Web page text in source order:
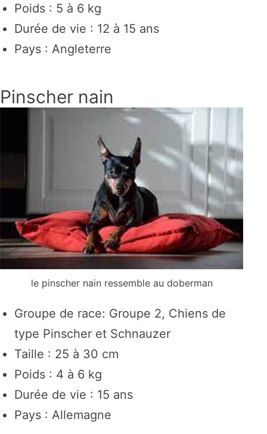
Poids : 5 à 6 kg
Durée de vie : 12 à 15 ans
Pays : Angleterre
Pinscher nain
le pinscher nain ressemble au doberman
Groupe de race: Groupe 2, Chiens de
type Pinscher et Schnauzer
Taille : 25 à 30 cm
Poids : 4 à 6 kg
Durée de vie : 15 ans
Pays : Allemagne